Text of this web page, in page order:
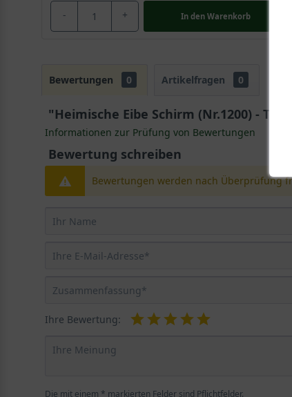
- + In den Warenkorb
Bewertungen 0 Artikelfragen 0
"Heimische Eibe Schirm (Nr.1200) -
Informationen zur Prüfung von Bewertungen
Bewertung schreiben
Bewertungen werden nach Überprüfung
Ihre Bewertung:
Die mit einem * markierten Felder sind Pflichtfelder.